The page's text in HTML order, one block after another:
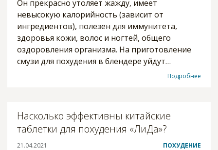
Он прекрасно утоляет жажду, имеет
невысокую калорийность (зависит от
ингредиентов), полезен для иммунитета,
здоровья кожи, волос и ногтей, общего
оздоровления организма. На приготовление
смузи для похудения в блендере уйдут…
Подробнее
Насколько эффективны китайские
таблетки для похудения «ЛиДа»?
21.04.2021 ПОХУДЕНИЕ